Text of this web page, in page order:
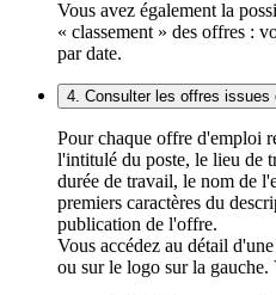
Vous avez également la
« classement » des offres :
par date.
4. Consulter les offres issues
Pour chaque offre d'emploi
l'intitulé du poste, le lieu de
durée de travail, le nom de
premiers caractères du
publication de l'offre.
Vous accédez au détail
ou sur le logo sur la gauche.